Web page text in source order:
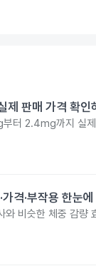
판매 가격 확인
터 2.4mg까지 실
격·부작용 한눈에
비슷한 체중 감량